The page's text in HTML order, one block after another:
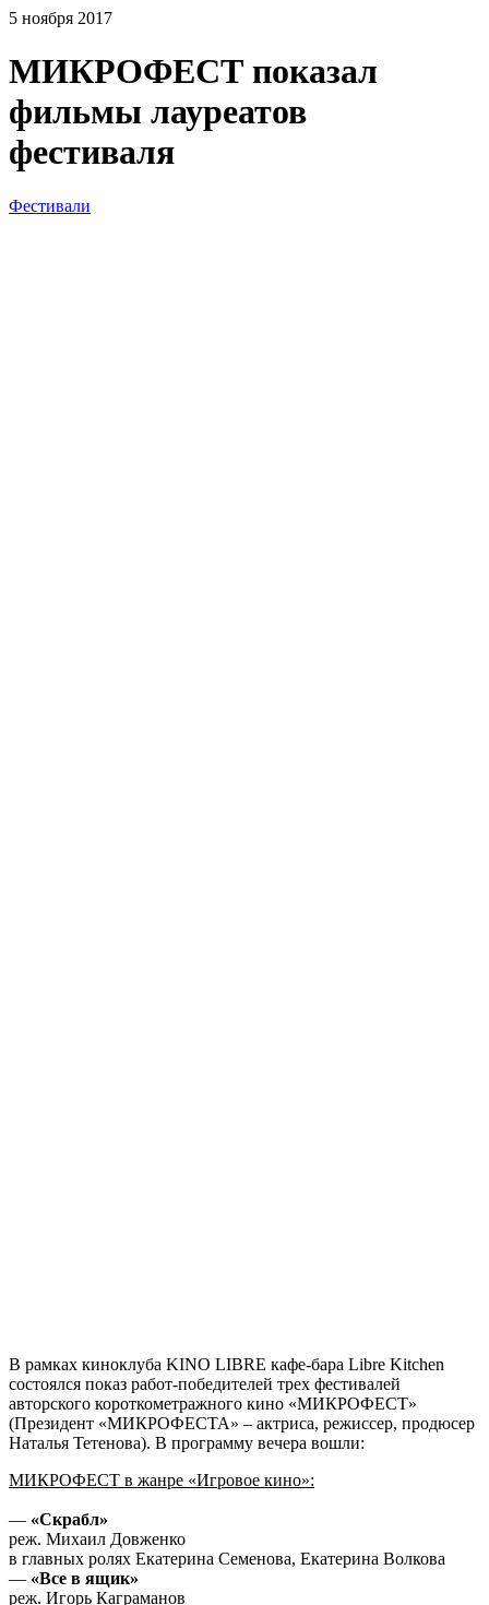
5 ноября 2017
МИКРОФЕСТ показал
фильмы лауреатов
фестиваля
Фестивали
В рамках киноклуба KINO LIBRE кафе-бара Libre Kitchen
состоялся показ работ-победителей трех фестивалей
авторского короткометражного кино «МИКРОФЕСТ»
(Президент «МИКРОФЕСТА» – актриса, режиссер, продюсер
Наталья Тетенова). В программу вечера вошли:
МИКРОФЕСТ в жанре «Игровое кино»:
— «Скрабл»
реж. Михаил Довженко
в главных ролях Екатерина Семенова, Екатерина Волкова
— «Все в ящик»
реж. Игорь Каграманов